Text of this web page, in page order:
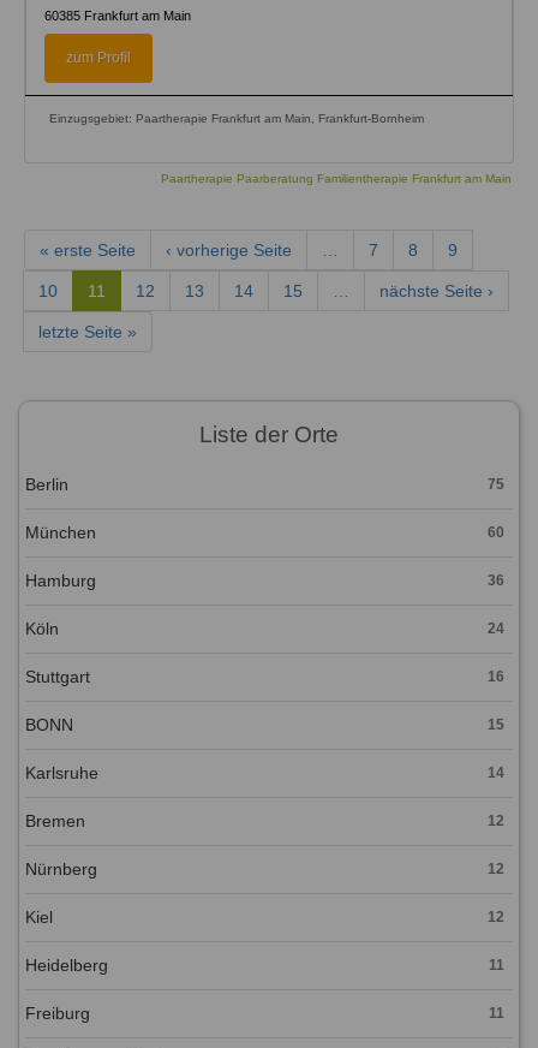
60385 Frankfurt am Main
zum Profil
Einzugsgebiet: Paartherapie Frankfurt am Main, Frankfurt-Bornheim
Paartherapie Paarberatung Familientherapie Frankfurt am Main
« erste Seite ‹ vorherige Seite 7 8 9
10 11 12 13 14 15 nächste Seite ›
letzte Seite »
Liste der Orte
Berlin 75
München 60
Hamburg 36
Köln 24
Stuttgart 16
BONN 15
Karlsruhe 14
Bremen 12
Nürnberg 12
Kiel 12
Heidelberg 11
Freiburg 11